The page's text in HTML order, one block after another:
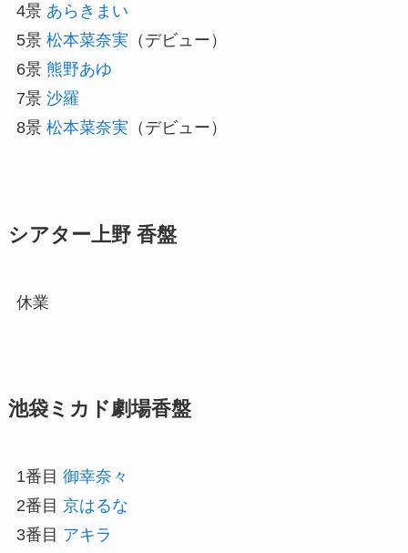
4景 あらきまい
5景 松本菜奈実 （デビュー）
6景 熊野あゆ
7景 沙羅
8景 松本菜奈実 （デビュー）
シアター上野 香盤
休業
池袋ミカド劇場香盤
1番目 御幸奈々
2番目 京はるな
3番目 アキラ